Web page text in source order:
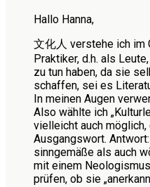
Hallo Hanna,
文化人 verstehe ich im
Praktiker, d.h. als
zu tun haben, da sie
schaffen, sei es
In meinen Augen
Also wählte ich
vielleicht auch
Ausgangswort.
sinngemäße als auch
mit einem
prüfen, ob sie